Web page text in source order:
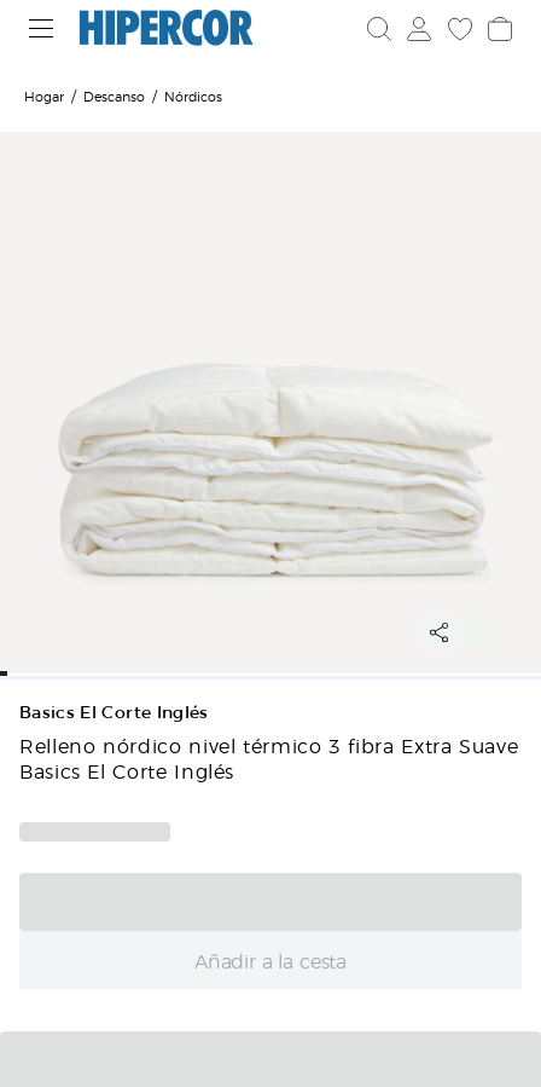
Hogar Descanso Nórdicos
Basics El Corte Inglés
Relleno nórdico nivel térmico 3 fibra Extra Suave
Basics El Corte Inglés
Añadir a la cesta